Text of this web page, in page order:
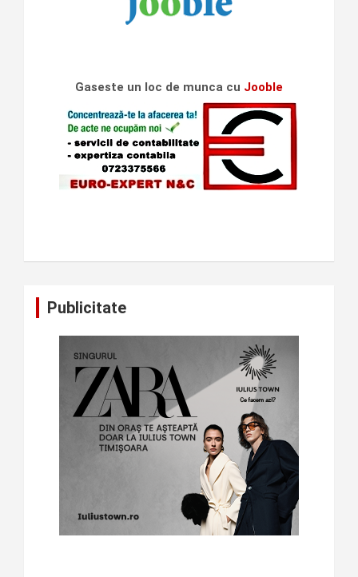
Gaseste un loc de munca cu Jooble
Publicitate